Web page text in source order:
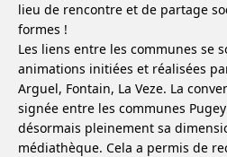
lieu de rencontre et de partage
formes !
Les liens entre les communes se
animations initiées et réalisées
Arguel, Fontain, La Veze. La
signée entre les communes
désormais pleinement sa
médiathèque. Cela a permis de